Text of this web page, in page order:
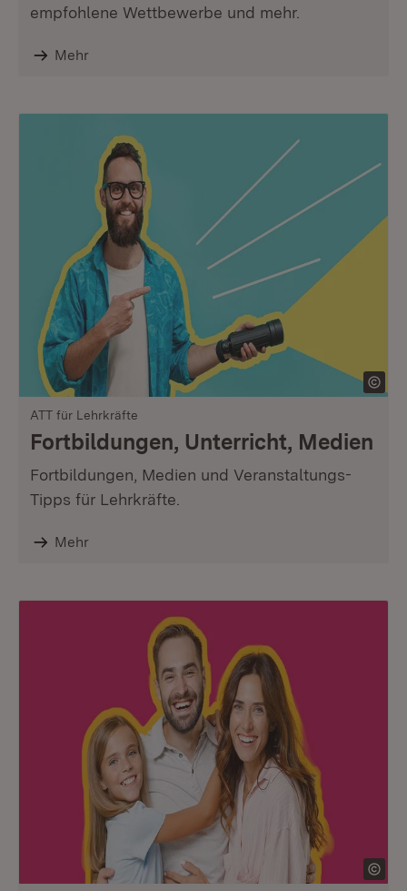
empfohlene Wettbewerbe und mehr.
Mehr
ATT für Lehrkräfte
Fortbildungen, Unterricht, Medien
Fortbildungen, Medien und Veranstaltungs-
Tipps für Lehrkräfte.
Mehr